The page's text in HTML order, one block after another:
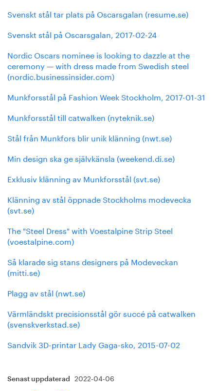
Svenskt stål tar plats på Oscarsgalan (resume.se)
Svenskt stål på Oscarsgalan, 2017-02-24
Nordic Oscars nominee is looking to dazzle at the
ceremony — with dress made from Swedish steel
(nordic.businessinsider.com)
Munkforsstål på Fashion Week Stockholm, 2017-01-31
Munkforsstål till catwalken (nyteknik.se)
Stål från Munkfors blir unik klänning (nwt.se)
Min design ska ge självkänsla (weekend.di.se)
Exklusiv klänning av Munkforsstål (svt.se)
Klänning av stål öppnade Stockholms modevecka
(svt.se)
The "Steel Dress" with Voestalpine Strip Steel
(voestalpine.com)
Så klarade sig stans designers på Modeveckan
(mitti.se)
Plagg av stål (nwt.se)
Värmländskt precisionsstål gör succé på catwalken
(svenskverkstad.se)
Sandvik 3D-printar Lady Gaga-sko, 2015-07-02
Senast uppdaterad 2022-04-06